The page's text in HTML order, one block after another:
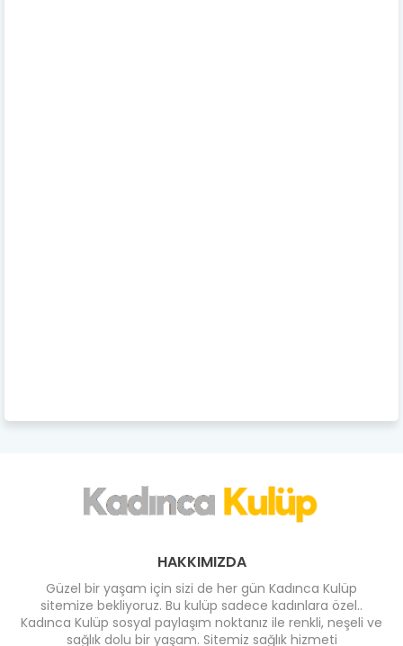
HAKKIMIZDA
Güzel bir yaşam için sizi de her gün Kadınca Kulüp
sitemize bekliyoruz. Bu kulüp sadece kadınlara özel..
Kadınca Kulüp sosyal paylaşım noktanız ile renkli, neşeli ve
sağlık dolu bir yaşam. Sitemiz sağlık hizmeti